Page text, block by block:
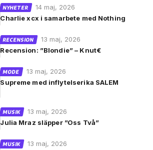
NYHETER
14 maj, 2026
Charlie xcx i samarbete med Nothing
RECENSION
13 maj, 2026
Recension: ”Blondie” – Knut€
MODE
13 maj, 2026
Supreme med inflytelserika SALEM
MUSIK
13 maj, 2026
Julia Mraz släpper ”Oss Två”
MUSIK
13 maj, 2026